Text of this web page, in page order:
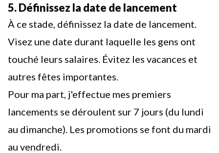
5. Définissez la date de lancement
À ce stade, définissez la date de lancement.
Visez une date durant laquelle les gens ont
touché leurs salaires. Évitez les vacances et
autres fêtes importantes.
Pour ma part, j'effectue mes premiers
lancements se déroulent sur 7 jours (du lundi
au dimanche). Les promotions se font du mardi
au vendredi.